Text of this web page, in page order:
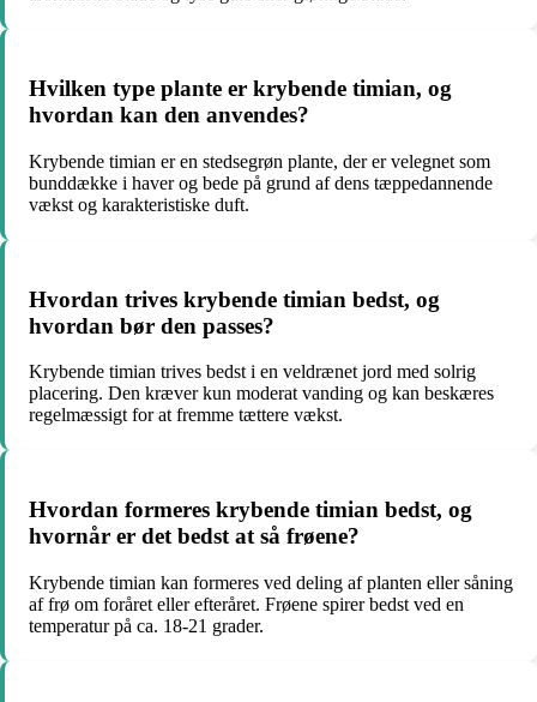
Hvilken type plante er krybende timian, og
hvordan kan den anvendes?
Krybende timian er en stedsegrøn plante, der er velegnet som
bunddække i haver og bede på grund af dens tæppedannende
vækst og karakteristiske duft.
Hvordan trives krybende timian bedst, og
hvordan bør den passes?
Krybende timian trives bedst i en veldrænet jord med solrig
placering. Den kræver kun moderat vanding og kan beskæres
regelmæssigt for at fremme tættere vækst.
Hvordan formeres krybende timian bedst, og
hvornår er det bedst at så frøene?
Krybende timian kan formeres ved deling af planten eller såning
af frø om foråret eller efteråret. Frøene spirer bedst ved en
temperatur på ca. 18-21 grader.